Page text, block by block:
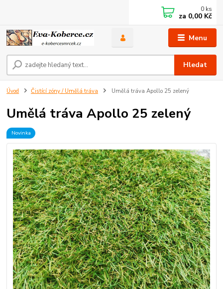
Menu
Hledat
0 ks
za 0,00 Kč
Úvod Čistící zóny / Umělá tráva Umělá tráva Apollo 25 zelený
Umělá tráva Apollo 25 zelený
Novinka